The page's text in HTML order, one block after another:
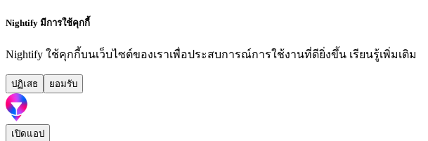
Nightify มีการใช้คุกกี้
Nightify ใช้คุกกี้บนเว็บไซต์ของเราเพื่อประสบการณ์การใช้งานที่ดียิ่งขึ้น เรียนรู้เพิ่มเติม
ปฏิเสธ ยอมรับ
เปิดแอป